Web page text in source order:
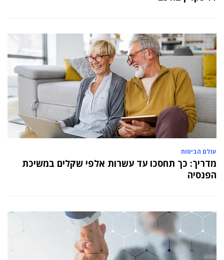
עולם הביטוח
מדריך: כך תחסכו עד עשרות אלפי שקלים במשיכת
הפנסיה